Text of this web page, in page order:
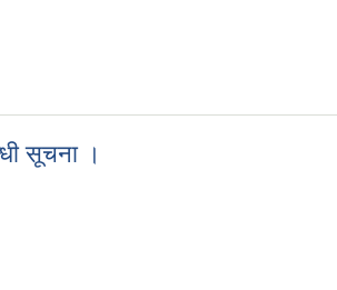
सूचना ।